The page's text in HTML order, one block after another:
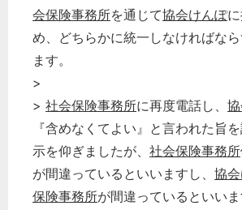
会保険事務所を通じて協会けんぽ
め、どちらかに統一しなければな
ます。
>
> 社会保険事務所に再度電話し、
『含めなくてよい』と言われた旨
示を仰ぎましたが、 社会保険事務所
が間違っているといいますし、 協
保険事務所が間違っているといいま